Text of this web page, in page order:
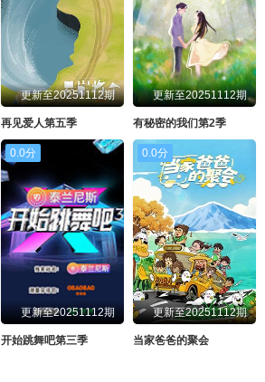
更新至20251112期
再见爱人第五季
更新至20251112期
有秘密的我们第2季
0.0分
更新至20251112期
开始跳舞吧第三季
0.0分
更新至20251112期
当家爸爸的聚会